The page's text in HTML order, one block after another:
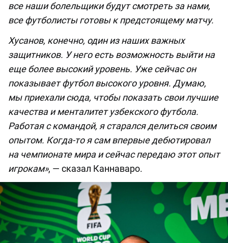
все наши болельщики будут смотреть за нами,
все футболисты готовы к предстоящему матчу.
Хусанов, конечно, один из наших важных
защитников. У него есть возможность выйти на
еще более высокий уровень. Уже сейчас он
показывает футбол высокого уровня. Думаю,
мы приехали сюда, чтобы показать свои лучшие
качества и менталитет узбекского футбола.
Работая с командой, я старался делиться своим
опытом. Когда-то я сам впервые дебютировал
на чемпионате мира и сейчас передаю этот опыт
игрокам», — сказал Каннаваро.